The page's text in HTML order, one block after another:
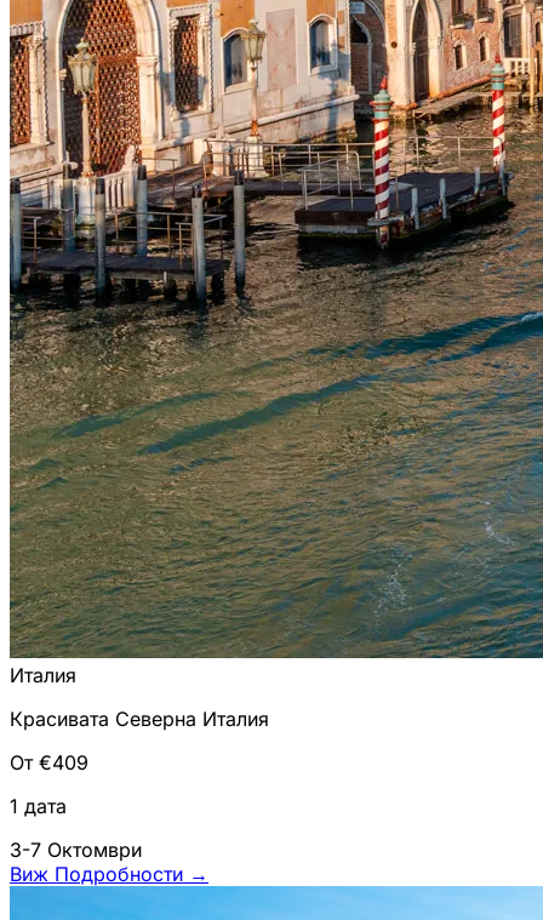
Италия
Красивата Северна Италия
От €409
1 дата
3-7 Октомври
Виж Подробности →